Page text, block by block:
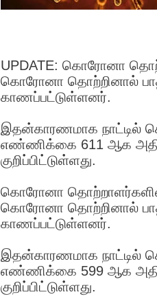
UPDATE: கொரோனா
கொரோனா தொற்றினால்
காணப்பட்டுள்ளனர்.
இதன்காரணமாக நாட்டில்
எண்ணிக்கை 611 ஆக
குறிப்பிட்டுள்ளது.
கொரோனா
கொரோனா தொற்றினால்
காணப்பட்டுள்ளனர்.
இதன்காரணமாக நாட்டில்
எண்ணிக்கை 599 ஆக
குறிப்பிட்டுள்ளது.